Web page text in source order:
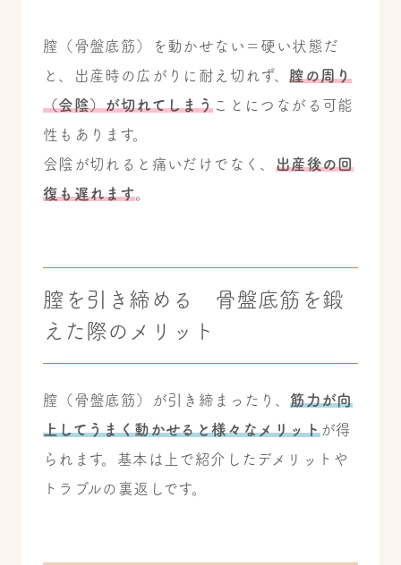
膣（骨盤底筋）を動かせない＝硬い状態だ
と、出産時の広がりに耐え切れず、膣の周り
（会陰）が切れてしまう ことにつながる可能
性もあります。
会陰が切れると痛いだけでなく、 出産後の回
復も遅れます。
膣を引き締める 骨盤底筋を鍛
えた際のメリット
膣（骨盤底筋）が引き締まったり、筋力が向
上してうまく動かせると様々なメリットが得
られます。基本は上で紹介したデメリットや
トラブルの裏返しです。